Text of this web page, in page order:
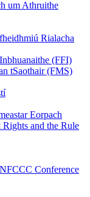
um Athruithe
Rialacha
(FFI)
tSaothair (FMS)
Eorpach
Rights and the Rule
Conference